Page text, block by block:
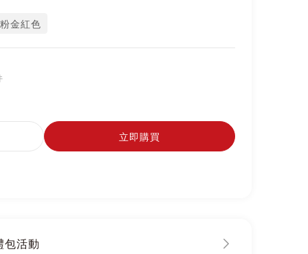
金紅色
立即購買
活動